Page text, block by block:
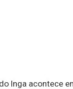
lnga acontece